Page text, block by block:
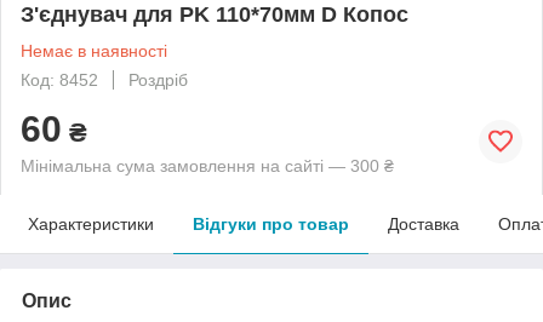
З'єднувач для PK 110*70мм D Копос
Немає в наявності
Код: 8452
Роздріб
60 ₴
Мінімальна сума замовлення на сайті — 300 ₴
Характеристики Відгуки про товар Доставка
Опис